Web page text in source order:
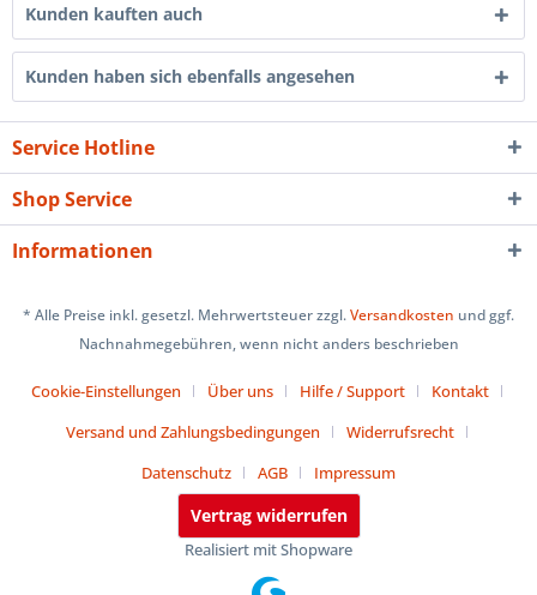
Kunden kauften auch
Kunden haben sich ebenfalls angesehen
Service Hotline
Shop Service
Informationen
* Alle Preise inkl. gesetzl. Mehrwertsteuer zzgl.Versandkosten und ggf.
Nachnahmegebühren, wenn nicht anders beschrieben
Cookie-Einstellungen Über uns Hilfe / Support
Kontakt
Versand und Zahlungsbedingungen
Widerrufsrecht
Datenschutz
AGB Impressum
Vertrag widerrufen
Realisiert mit Shopware